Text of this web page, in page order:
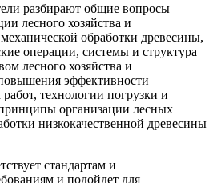
разбирают общие вопросы
лесного хозяйства и
обработки древесины,
операции, системы и структура
лесного хозяйства и
эффективности
технологии погрузки и
организации лесных
низкокачественной древесины
стандартам и
и подойдет для